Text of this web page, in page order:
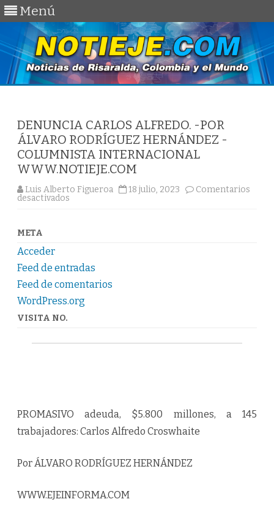
Menú
DENUNCIA CARLOS ALFREDO. -POR
ÁLVARO RODRÍGUEZ HERNÁNDEZ -
COLUMNISTA INTERNACIONAL
WWW.NOTIEJE.COM
Luis Alberto Figueroa 18 julio, 2023
Comentarios
desactivados
HERNÁNDEZ
-
COLUMNISTA
WWW.NOTIEJE.COM
META
Acceder
Feed de entradas
Feed de comentarios
WordPress.org
VISITA NO.
PROMASIVO adeuda, $5.800 millones, a 145
trabajadores: Carlos Alfredo Croswhaite
Por ÁLVARO RODRÍGUEZ HERNÁNDEZ
WWW.EJEINFORMA.COM